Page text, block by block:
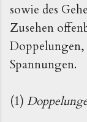
sowie des
Zusehen
Doppelungen,
Spannungen.
(1)